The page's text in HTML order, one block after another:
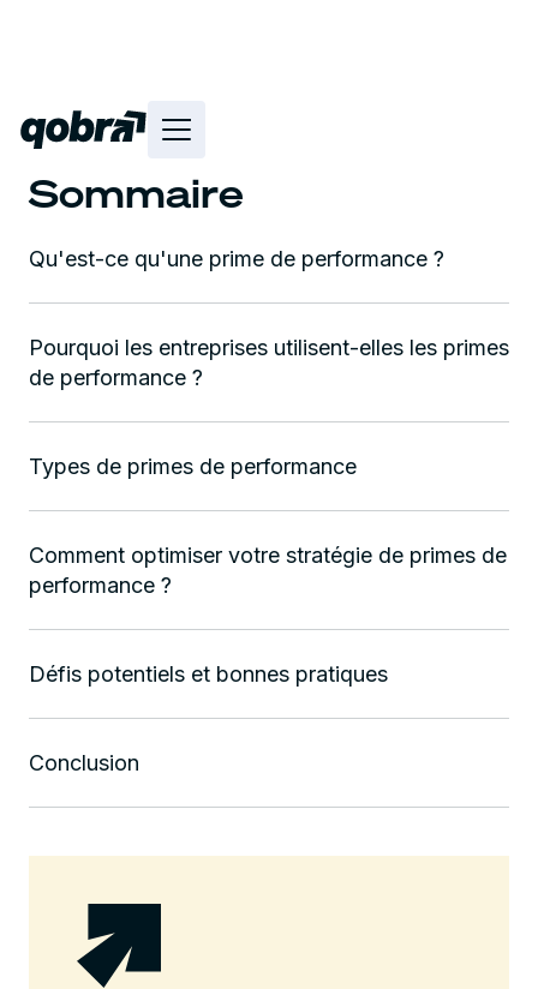
Sommaire
Qu'est-ce qu'une prime de performance ?
Pourquoi les entreprises utilisent-elles les primes
de performance ?
Types de primes de performance
Comment optimiser votre stratégie de primes de
performance ?
Défis potentiels et bonnes pratiques
Conclusion